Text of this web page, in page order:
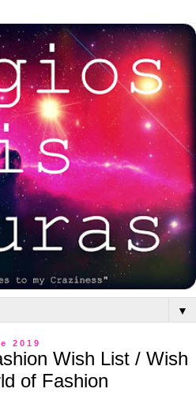
▼
2019
Wish List / Wish
of Fashion